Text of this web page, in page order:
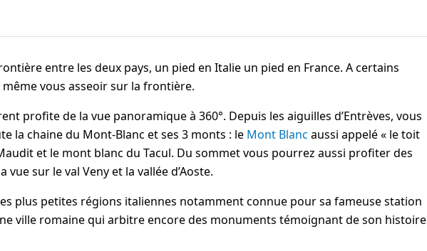
entre les deux pays, un pied en Italie un pied en France. A certains
même vous asseoir sur la frontière.
profite de la vue panoramique à 360°. Depuis les aiguilles d’Entrèves, vous
la chaine du Mont-Blanc et ses 3 monts : le Mont Blanc aussi appelé « le toit
et le mont blanc du Tacul. Du sommet vous pourrez aussi profiter des
vue sur le val Veny et la vallée d’Aoste.
plus petites régions italiennes notamment connue pour sa fameuse station
ville romaine qui arbitre encore des monuments témoignant de son histoire